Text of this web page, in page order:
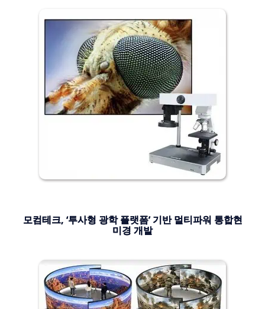
모컴테크, ‘투사형 광학 플랫폼’ 기반 멀티파워 통합현
미경 개발